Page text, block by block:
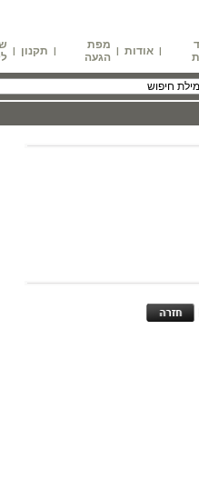
| אודות |
מפת
הגעה
| תקנון |